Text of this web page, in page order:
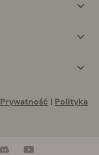
Prywatność | Polityka